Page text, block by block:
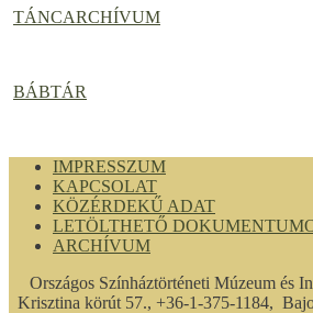
TÁNCARCHÍVUM
BÁBTÁR
IMPRESSZUM
KAPCSOLAT
KÖZÉRDEKŰ ADAT
LETÖLTHETŐ
ARCHÍVUM
Országos Színháztörténeti Múzeum és
Krisztina körút 57., +36-1-375-1184,